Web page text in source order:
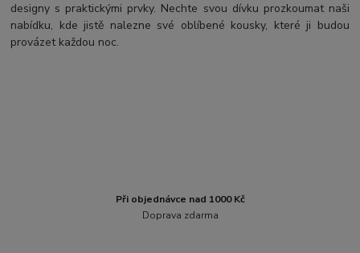
designy s praktickými prvky. Nechte svou dívku prozkoumat naši
nabídku, kde jistě nalezne své oblíbené kousky, které ji budou
provázet každou noc.
Při objednávce nad 1000 Kč
Doprava zdarma